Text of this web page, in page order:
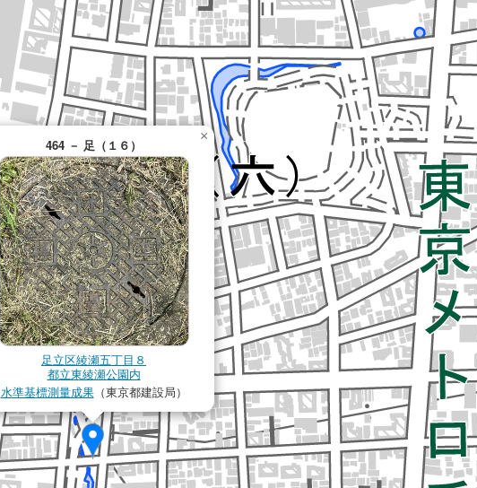
464 － 足（１６）
足立区綾瀬五丁目８
都立東綾瀬公園内
水準基標測量成果（東京都建設局）
×